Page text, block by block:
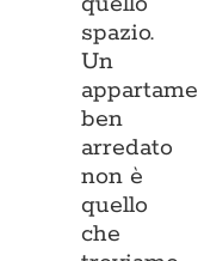
spazio.
Un
ben
arredato
non è
quello
che